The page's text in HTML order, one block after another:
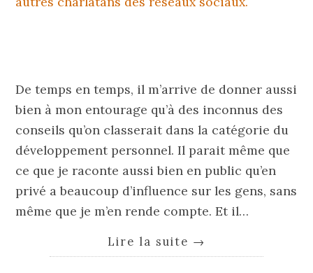
De temps en temps, il m’arrive de donner aussi
bien à mon entourage qu’à des inconnus des
conseils qu’on classerait dans la catégorie du
développement personnel. Il parait même que
ce que je raconte aussi bien en public qu’en
privé a beaucoup d’influence sur les gens, sans
même que je m’en rende compte. Et il…
Lire la suite →